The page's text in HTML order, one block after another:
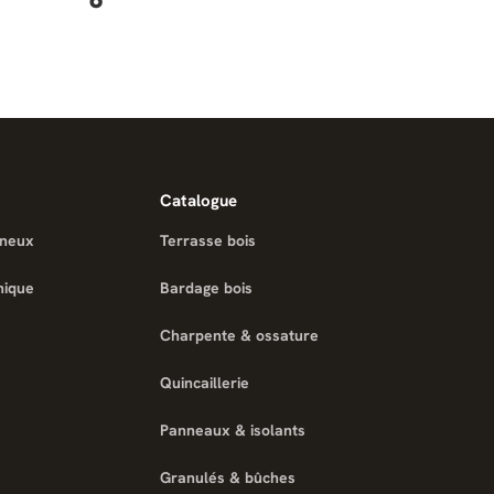
Catalogue
Terrasse bois
Bardage bois
Charpente & ossature
Quincaillerie
Panneaux & isolants
Granulés & bûches